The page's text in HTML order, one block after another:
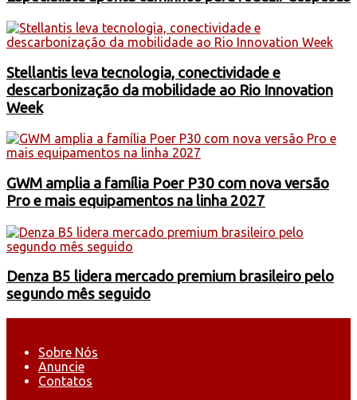
Stellantis leva tecnologia, conectividade e
descarbonização da mobilidade ao Rio Innovation
Week
GWM amplia a família Poer P30 com nova versão
Pro e mais equipamentos na linha 2027
Denza B5 lidera mercado premium brasileiro pelo
segundo mês seguido
Sobre Nós
Anuncie
Contatos